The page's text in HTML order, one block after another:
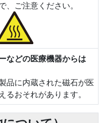
、ご注意ください。
などの医療機器からは
品に内蔵された磁石が医
るおそれがあります。